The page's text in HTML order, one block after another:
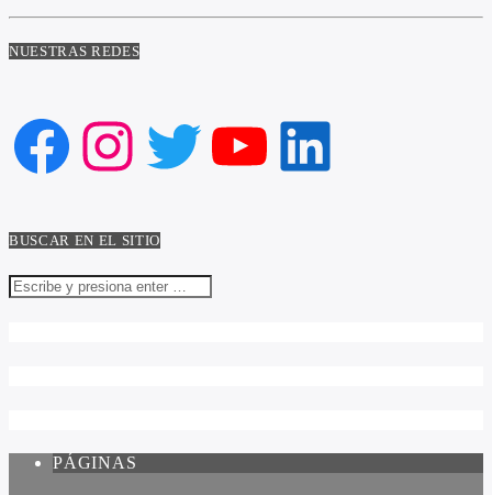
NUESTRAS REDES
Facebook
Instagram
Twitter
YouTube
LinkedIn
BUSCAR EN EL SITIO
PÁGINAS